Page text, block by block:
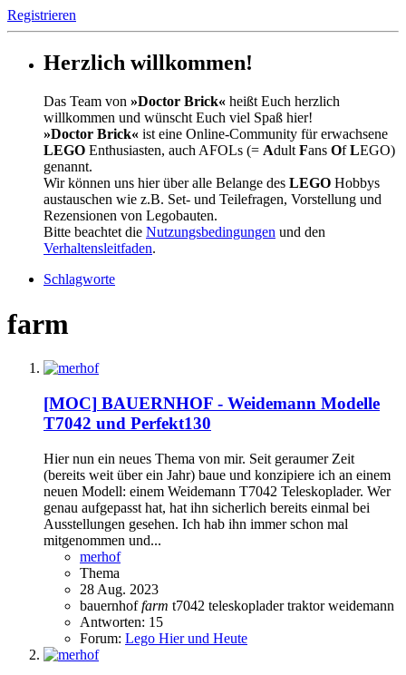
Registrieren
Herzlich willkommen!
Das Team von »Doctor Brick« heißt Euch herzlich
willkommen und wünscht Euch viel Spaß hier!
»Doctor Brick« ist eine Online-Community für erwachsene
LEGO Enthusiasten, auch AFOLs (= Adult Fans OfLEGO)
genannt.
Wir können uns hier über alle Belange des LEGO Hobbys
austauschen wie z.B. Set- und Teilefragen, Vorstellung und
Rezensionen von Legobauten.
Bitte beachtet die Nutzungsbedingungen und den
Verhaltensleitfaden.
Schlagworte
farm
[MOC] BAUERNHOF - Weidemann Modelle
T7042 und Perfekt130
Hier nun ein neues Thema von mir. Seit geraumer Zeit
(bereits weit über ein Jahr) baue und konzipiere ich an einem
neuen Modell: einem Weidemann T7042 Teleskoplader. Wer
genau aufgepasst hat, hat ihn sicherlich bereits einmal bei
Ausstellungen gesehen. Ich hab ihn immer schon mal
mitgenommen und...
merhof
Thema
28 Aug. 2023
bauernhoffarm t7042 teleskopladertraktorweidemann
Antworten: 15
Forum: Lego Hier und Heute